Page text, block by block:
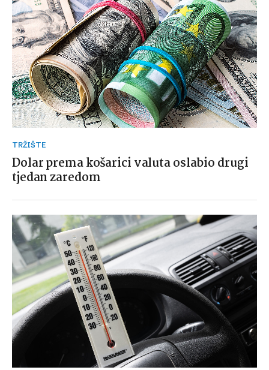
TRŽIŠTE
Dolar prema košarici valuta oslabio drugi
tjedan zaredom